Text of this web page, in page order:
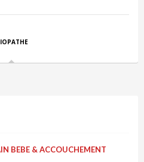
BEBE & ACCOUCHEMENT